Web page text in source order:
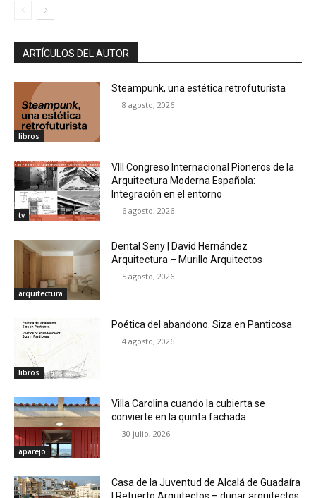
ARTÍCULOS DEL AUTOR
libros
Steampunk, una estética retrofuturista
8 agosto, 2026
tv
VIII Congreso Internacional Pioneros de la
Arquitectura Moderna Española:
Integración en el entorno
6 agosto, 2026
arquitectura
Dental Seny | David Hernández
Arquitectura – Murillo Arquitectos
5 agosto, 2026
libros
Poética del abandono. Siza en Panticosa
4 agosto, 2026
aparejo
Villa Carolina cuando la cubierta se
convierte en la quinta fachada
30 julio, 2026
Casa de la Juventud de Alcalá de Guadaíra
| Retuerto Arquitectos – dunar arquitectos